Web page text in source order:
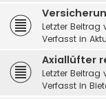
Letzter Beitrag
Verfasst in
Axiallüfter
Letzter Beitrag
Verfasst in